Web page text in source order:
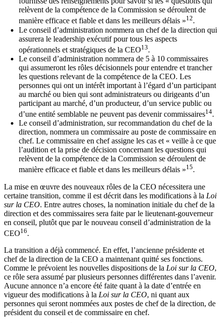
relèvent de la compétence de la Commission se déroulent de
manière efficace et fiable et dans les meilleurs délais »12.
Le conseil d’administration nommera un chef de la direction qui
assurera le leadership exécutif pour tous les aspects
opérationnels et stratégiques de la CEO13.
Le conseil d’administration nommera de 5 à 10 commissaires
qui assumeront les rôles décisionnels pour entendre et trancher
les questions relevant de la compétence de la CEO. Les
personnes qui ont un intérêt important à l’égard d’un participant
au marché ou bien qui sont administrateurs ou dirigeants d’un
participant au marché, d’un producteur, d’un service public ou
d’une entité semblable ne peuvent pas devenir commissaires14.
Le conseil d’administration, sur recommandation du chef de la
direction, nommera un commissaire au poste de commissaire en
chef. Le commissaire en chef assigne les cas et « veille à ce que
l’audition et la prise de décision concernant les questions qui
relèvent de la compétence de la Commission se déroulent de
manière efficace et fiable et dans les meilleurs délais »15.
La mise en œuvre des nouveaux rôles de la CEO nécessitera une
certaine transition, comme il est décrit dans les modifications à la Loi
sur la CEO. Entre autres choses, la nomination initiale du chef de la
direction et des commissaires sera faite par le lieutenant-gouverneur
en conseil, plutôt que par le nouveau conseil d’administration de la
CEO16.
La transition a déjà commencé. En effet, l’ancienne présidente et
chef de la direction de la CEO a maintenant quitté ses fonctions.
Comme le prévoient les nouvelles dispositions de la Loi sur la CEO,
ce rôle sera assumé par plusieurs personnes différentes dans l’avenir.
Aucune annonce n’a encore été faite quant à la date d’entrée en
vigueur des modifications à la Loi sur la CEO, ni quant aux
personnes qui seront nommées aux postes de chef de la direction, de
président du conseil et de commissaire en chef.